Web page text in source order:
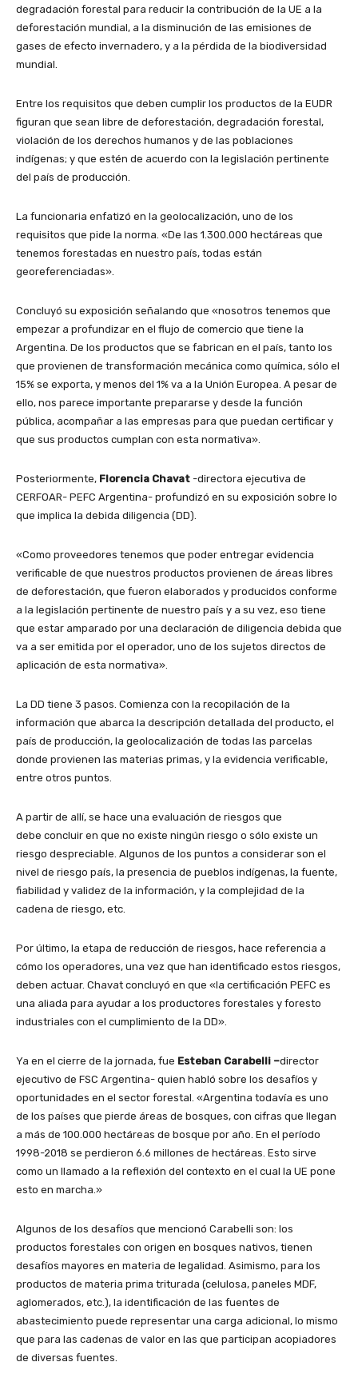
degradación forestal para reducir la contribución de la UE a la
deforestación mundial, a la disminución de las emisiones de
gases de efecto invernadero, y a la pérdida de la biodiversidad
mundial.
Entre los requisitos que deben cumplir los productos de la EUDR
figuran que sean libre de deforestación, degradación forestal,
violación de los derechos humanos y de las poblaciones
indígenas; y que estén de acuerdo con la legislación pertinente
del país de producción.
La funcionaria enfatizó en la geolocalización, uno de los
requisitos que pide la norma. «De las 1.300.000 hectáreas que
tenemos forestadas en nuestro país, todas están
georeferenciadas».
Concluyó su exposición señalando que «nosotros tenemos que
empezar a profundizar en el flujo de comercio que tiene la
Argentina. De los productos que se fabrican en el país, tanto los
que provienen de transformación mecánica como química, sólo el
15% se exporta, y menos del 1% va a la Unión Europea. A pesar de
ello, nos parece importante prepararse y desde la función
pública, acompañar a las empresas para que puedan certificar y
que sus productos cumplan con esta normativa».
Posteriormente, Florencia Chavat -directora ejecutiva de
CERFOAR- PEFC Argentina- profundizó en su exposición sobre lo
que implica la debida diligencia (DD).
«Como proveedores tenemos que poder entregar evidencia
verificable de que nuestros productos provienen de áreas libres
de deforestación, que fueron elaborados y producidos conforme
a la legislación pertinente de nuestro país y a su vez, eso tiene
que estar amparado por una declaración de diligencia debida que
va a ser emitida por el operador, uno de los sujetos directos de
aplicación de esta normativa».
La DD tiene 3 pasos. Comienza con la recopilación de la
información que abarca la descripción detallada del producto, el
país de producción, la geolocalización de todas las parcelas
donde provienen las materias primas, y la evidencia verificable,
entre otros puntos.
A partir de allí, se hace una evaluación de riesgos que
debe concluir en que no existe ningún riesgo o sólo existe un
riesgo despreciable. Algunos de los puntos a considerar son el
nivel de riesgo país, la presencia de pueblos indígenas, la fuente,
fiabilidad y validez de la información, y la complejidad de la
cadena de riesgo, etc.
Por último, la etapa de reducción de riesgos, hace referencia a
cómo los operadores, una vez que han identificado estos riesgos,
deben actuar. Chavat concluyó en que «la certificación PEFC es
una aliada para ayudar a los productores forestales y foresto
industriales con el cumplimiento de la DD».
Ya en el cierre de la jornada, fue Esteban Carabelli –director
ejecutivo de FSC Argentina- quien habló sobre los desafíos y
oportunidades en el sector forestal. «Argentina todavía es uno
de los países que pierde áreas de bosques, con cifras que llegan
a más de 100.000 hectáreas de bosque por año. En el período
1998-2018 se perdieron 6.6 millones de hectáreas. Esto sirve
como un llamado a la reflexión del contexto en el cual la UE pone
esto en marcha.»
Algunos de los desafíos que mencionó Carabelli son: los
productos forestales con origen en bosques nativos, tienen
desafíos mayores en materia de legalidad. Asimismo, para los
productos de materia prima triturada (celulosa, paneles MDF,
aglomerados, etc.), la identificación de las fuentes de
abastecimiento puede representar una carga adicional, lo mismo
que para las cadenas de valor en las que participan acopiadores
de diversas fuentes.